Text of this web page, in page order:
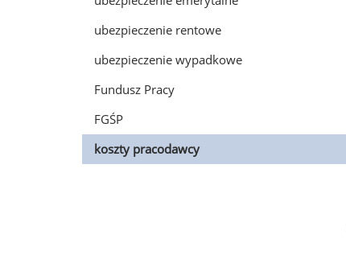
ubezpieczenie rentowe
ubezpieczenie wypadkowe
Fundusz Pracy
FGŚP
koszty pracodawcy